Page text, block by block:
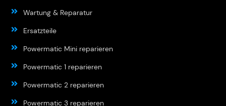
Wartung & Reparatur
Ersatzteile
Powermatic Mini reparieren
Powermatic 1 reparieren
Powermatic 2 reparieren
Powermatic 3 reparieren